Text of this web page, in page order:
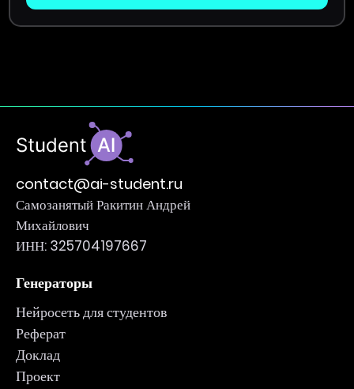
contact@ai-student.ru
Самозанятый Ракитин Андрей
Михайлович
ИНН: 325704197667
Генераторы
Нейросеть для студентов
Реферат
Доклад
Проект